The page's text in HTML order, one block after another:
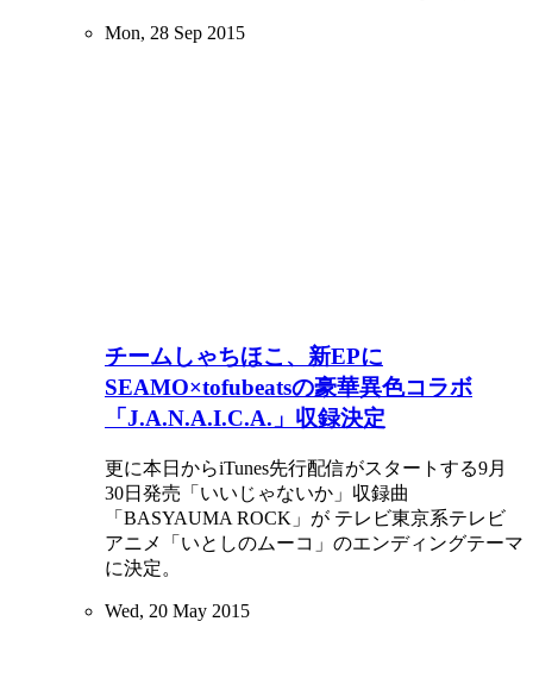
Mon, 28 Sep 2015
チームしゃちほこ、新EPに
SEAMO×tofubeatsの豪華異色コラボ
「J.A.N.A.I.C.A.」収録決定
更に本日からiTunes先行配信がスタートする9月
30日発売「いいじゃないか」収録曲
「BASYAUMA ROCK」が テレビ東京系テレビ
アニメ「いとしのムーコ」のエンディングテーマ
に決定。
Wed, 20 May 2015